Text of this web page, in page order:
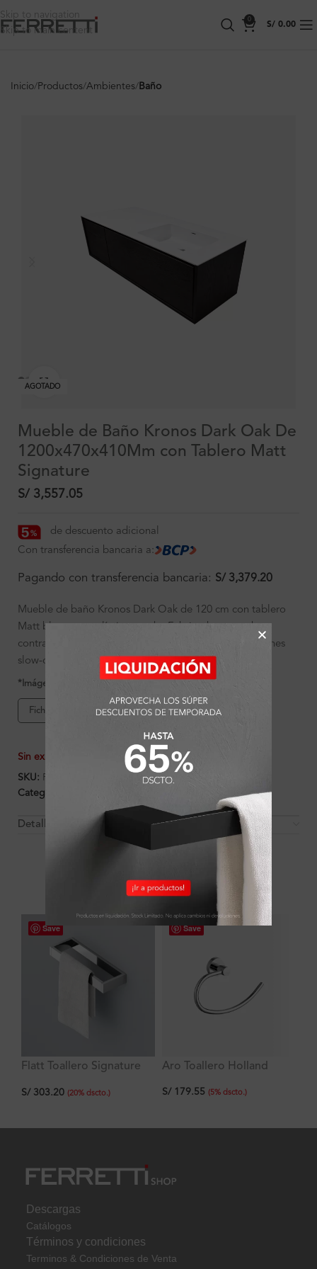
Skip to navigation
Skip to main content
0
S/ 0.00
Inicio Productos Ambientes Baño
AGOTADO
Mueble de Baño Kronos Dark Oak De
1200x470x410Mm con Tablero Matt
Signature
S/ 3,557.05
de descuento adicional
Con transferencia bancaria a:
Pagando con transferencia bancaria: S/ 3,379.20
Mueble de baño Kronos Dark Oak de 120 cm con tablero
Matt blanco y ovalín integrado. Fabricado en madera
contrachapada con enchape de madera natural y cajones
slow-close para una experiencia elegante y funcional.
*Imágenes referenciales
Ficha de producto
Sin existencias
SKU: FA12871
Categorías:
Detalles y Material
OTROS PRODUCTOS QUE PUEDEN
Save
Flatt Toallero Signature
S/ 303.20 (20% dscto.)
Save
Aro Toallero Holland
S/179.55 (5% dscto.)
Descargas
Catálogos
Términos y condiciones
Terminos & Condiciones de Venta